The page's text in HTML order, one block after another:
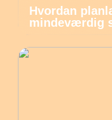
Hvordan
mindeværdig